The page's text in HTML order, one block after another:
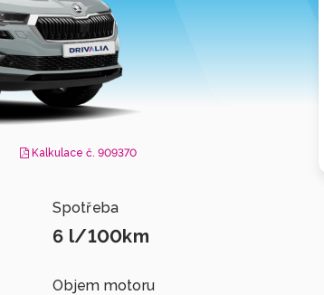
Kalkulace č. 909370
Spotřeba
6 l/100km
Objem motoru